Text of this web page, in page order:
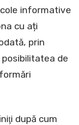
informative
cu ați
prin
de
după cum